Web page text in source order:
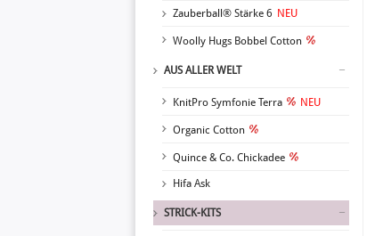
Zauberball® Stärke 6 NEU
Woolly Hugs Bobbel Cotton
AUS ALLER WELT
KnitPro Symfonie Terra NEU
Organic Cotton
Quince & Co. Chickadee
Hifa Ask
STRICK-KITS